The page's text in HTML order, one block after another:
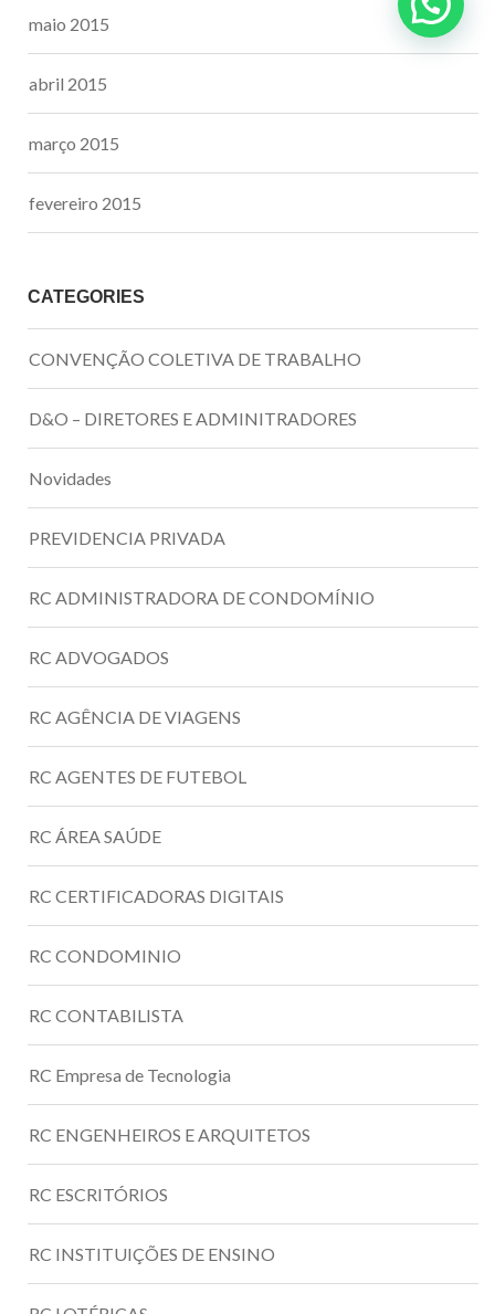
maio 2015
abril 2015
março 2015
fevereiro 2015
CATEGORIES
CONVENÇÃO COLETIVA DE TRABALHO
D&O – DIRETORES E ADMINITRADORES
Novidades
PREVIDENCIA PRIVADA
RC ADMINISTRADORA DE CONDOMÍNIO
RC ADVOGADOS
RC AGÊNCIA DE VIAGENS
RC AGENTES DE FUTEBOL
RC ÁREA SAÚDE
RC CERTIFICADORAS DIGITAIS
RC CONDOMINIO
RC CONTABILISTA
RC Empresa de Tecnologia
RC ENGENHEIROS E ARQUITETOS
RC ESCRITÓRIOS
RC INSTITUIÇÕES DE ENSINO